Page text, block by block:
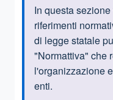
In questa
riferimenti
di legge statale
"Normattiva" che
l'organizzazione
enti.